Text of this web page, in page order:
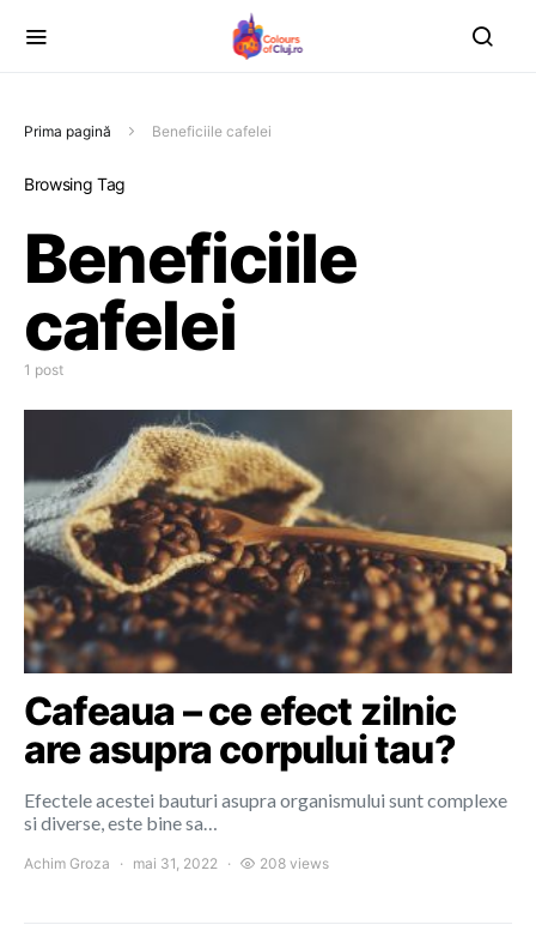
Prima pagină Beneficiile cafelei
Browsing Tag
Beneficiile
cafelei
1 post
Cafeaua – ce efect zilnic
are asupra corpului tau?
Efectele acestei bauturi asupra organismului sunt complexe
si diverse, este bine sa…
Achim Groza mai 31, 2022 208 views